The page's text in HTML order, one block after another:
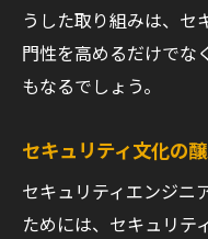
うした取り組みは、セ
門性を高めるだけでな
もなるでしょう。
セキュリティ文化の
セキュリティエンジニ
ためには、セキュリテ